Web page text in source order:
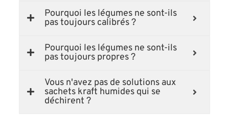
Pourquoi les légumes ne sont-ils
pas toujours calibrés ?
Pourquoi les légumes ne sont-ils
pas toujours propres ?
Vous n'avez pas de solutions aux
sachets kraft humides qui se
déchirent ?